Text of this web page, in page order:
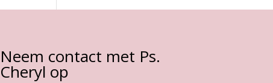
Neem contact met Ps.
Cheryl op